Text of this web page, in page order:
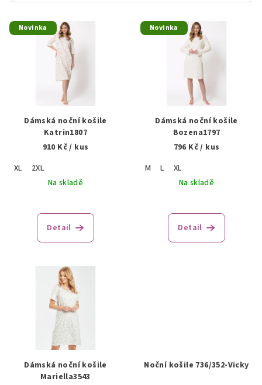
V
ý
Novinka
Dámská noční košile
Katrin1807
910 Kč/ kus
XL
2XL
Na skladě
Detail
Novinka
Dámská noční košile
Bozena1797
796 Kč/ kus
M
L
XL
Na skladě
Detail
Dámská noční košile
Mariella3543
Noční košile 736/352-Vicky